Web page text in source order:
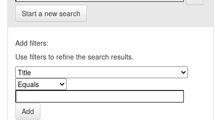
Start a new search
Add filters:
Use filters to refine the search results.